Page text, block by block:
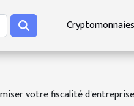
Cryptomonnaies
votre fiscalité